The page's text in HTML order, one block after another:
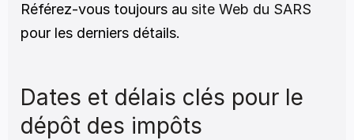
Référez-vous toujours au site Web du SARS
pour les derniers détails.
Dates et délais clés pour le
dépôt des impôts